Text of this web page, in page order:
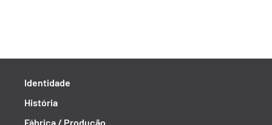
Identidade
História
Fábrica / Produção